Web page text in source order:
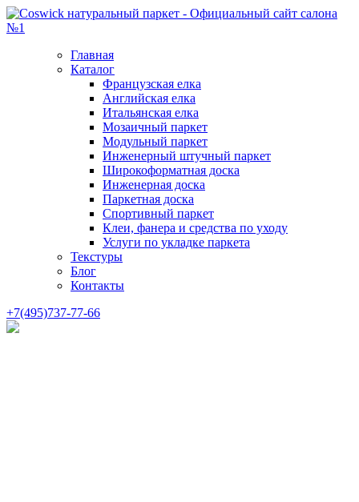
Главная
Каталог
Французская елка
Английская елка
Итальянская елка
Мозаичный паркет
Модульный паркет
Инженерный штучный паркет
Широкоформатная доска
Инженерная доска
Паркетная доска
Спортивный паркет
Клеи, фанера и средства по уходу
Услуги по укладке паркета
Текстуры
Блог
Контакты
+7(495)737-77-66